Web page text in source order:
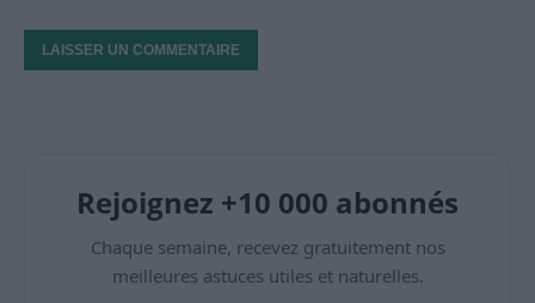
Rejoignez +10 000 abonnés
Chaque semaine, recevez gratuitement nos
meilleures astuces utiles et naturelles.